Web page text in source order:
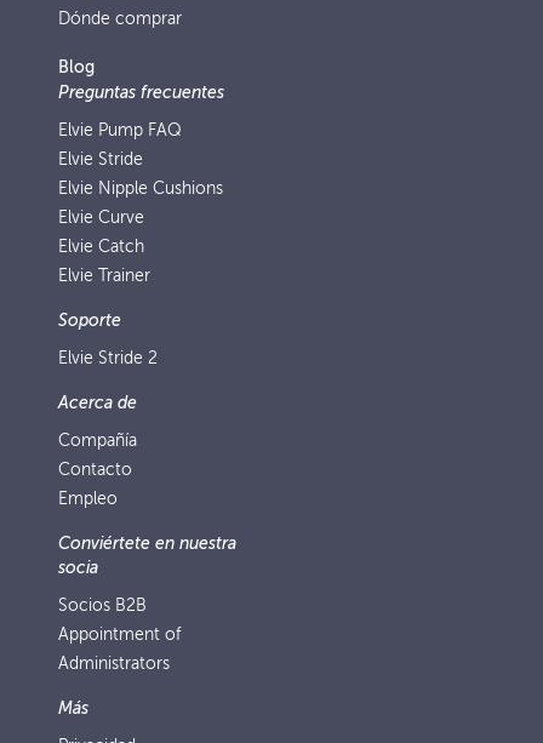
Dónde comprar
Blog
Preguntas frecuentes
Elvie Pump FAQ
Elvie Stride
Elvie Nipple Cushions
Elvie Curve
Elvie Catch
Elvie Trainer
Soporte
Elvie Stride 2
Acerca de
Compañía
Contacto
Empleo
Conviértete en nuestra
socia
Socios B2B
Appointment of
Administrators
Más